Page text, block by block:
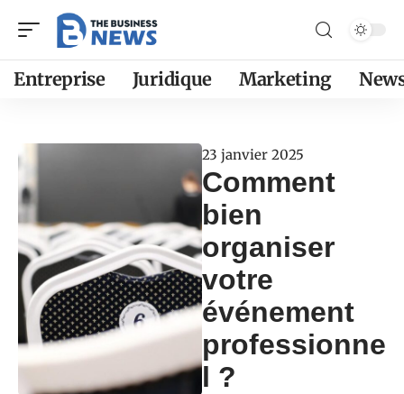
Entreprise Juridique Marketing
23 janvier 2025
Comment
bien
organiser
votre
événement
professionne
l ?